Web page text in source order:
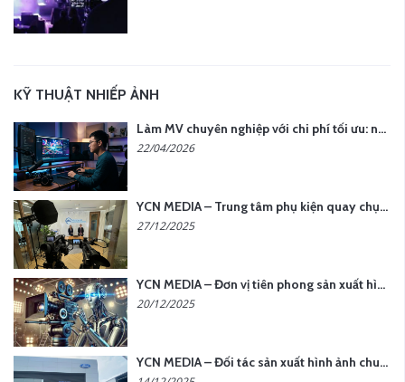
KỸ THUẬT NHIẾP ẢNH
Làm MV chuyên nghiệp với chi phí tối ưu: nên chọn quay thực tế hay video AI?
22/04/2026
YCN MEDIA – Trung tâm phụ kiện quay chụp tại Hà Nội
27/12/2025
YCN MEDIA – Đơn vị tiên phong sản xuất hình ảnh & âm thanh bằng AI tại Hà Nội
20/12/2025
YCN MEDIA – Đối tác sản xuất hình ảnh chuyên nghiệp cho doanh nghiệp tại Hà Nội